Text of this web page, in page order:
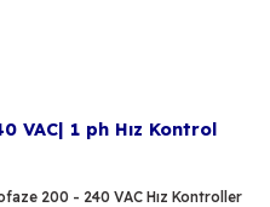
VAC| 1 ph Hız Kontrol
200 - 240 VAC Hız Kontroller